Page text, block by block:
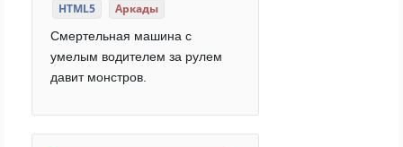
HTML5 Аркады
Смертельная машина с
умелым водителем за рулем
давит монстров.